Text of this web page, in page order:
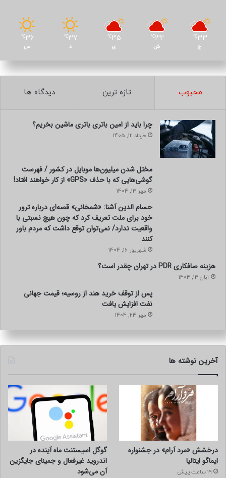
33
℃
ج
32
℃
ش
35
℃
ی
37
℃
د
36
℃
س
محبوب تازه ترین دیدگاه ها
چرا باید از امین باتری باتری ماشین بخریم؟
خرداد 12, 1405
مختل شدن میلیون‌ها موبایل در کشور / فهرست
گوشی‌هایی که با حذف «GPS» از کار خواهند افتاد!
مهر 13, 1404
حسام الدین آشنا: «شمخانی» قصه‌ای درباره ترور
خود برای ملت تعریف کرد که چون هیچ نسبتی با
واقعیت ندارد/ نمی‌توان توقع داشت که مردم باور
کنند
شهریور 16, 1404
هزینه صافکاری PDR در تهران چقدر است؟
آبان 13, 1404
پس از توقف خرید هند از روسیه؛ قیمت جهانی
نفت افزایش یافت
مهر 24, 1404
آخرین نوشته ها
درخشش «مرد آرام» در جشنواره
ایماگو ایتالیا
19 ساعت پیش
گوگل اسیستنت ماه آینده در
اندروید غیرفعال و جمینای جایگزین
آن می‌شود